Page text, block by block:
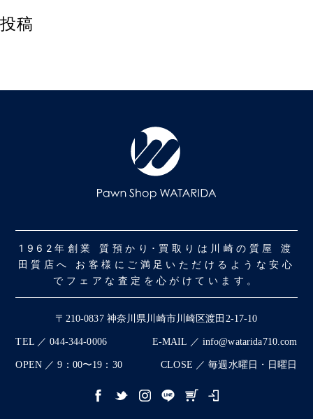
投稿
1962年創業 質預かり･買取りは川崎の質屋 渡
田質店へ お客様にご満足いただけるような安心
でフェアな査定を心がけています。
〒210-0837 神奈川県川崎市川崎区渡田2-17-10
TEL ／ 044-344-0006 E-MAIL ／ info@watarida710.com
OPEN ／ 9：00〜19：30 CLOSE ／ 毎週水曜日・日曜日